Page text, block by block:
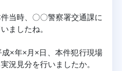
当時、〇〇警察署交通課に
ましたね。
×年×月×日、本件犯行現場
況見分を行いましたか。